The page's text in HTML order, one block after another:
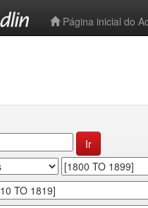
Página inicial do